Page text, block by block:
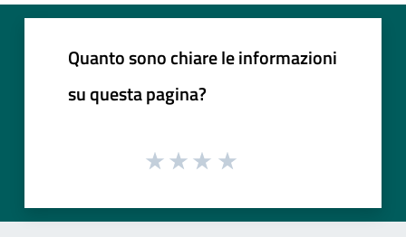
Quanto sono chiare le informazioni
su questa pagina?